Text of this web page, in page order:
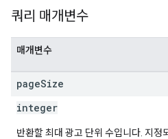
쿼리 매개변수
매개변수
pageSize
integer
반환할 최대 광고 단위 수입니다. 지정